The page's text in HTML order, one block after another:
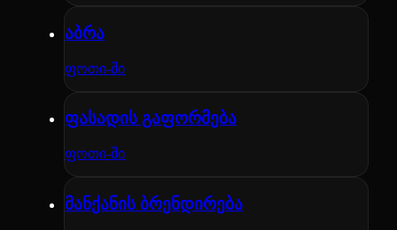
აბრა
ფოთი-ში
ფასადის გაფორმება
ფოთი-ში
მანქანის ბრენდირება